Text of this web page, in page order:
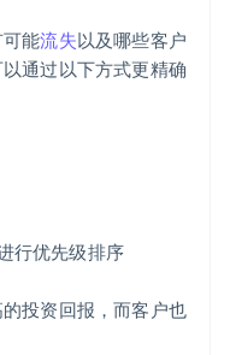
能流失以及哪些客户
通过以下方式更精确
行优先级排序
投资回报，而客户也